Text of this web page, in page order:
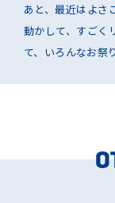
あと、最近はよさ
動かして、すごく
て、いろんなお祭